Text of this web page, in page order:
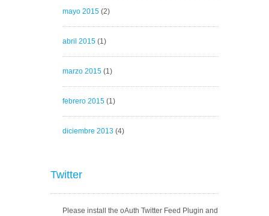
mayo 2015 (2)
abril 2015 (1)
marzo 2015 (1)
febrero 2015 (1)
diciembre 2013 (4)
Twitter
Please install the oAuth Twitter Feed Plugin and